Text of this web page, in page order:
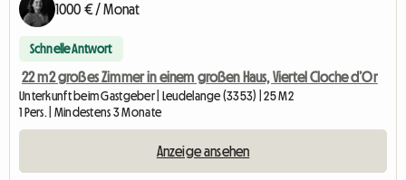
1000 € / Monat
Schnelle Antwort
22 m2 großes Zimmer in einem großen Haus, Viertel Cloche d’Or
Unterkunft beim Gastgeber | Leudelange (3353) | 25 M2
1 Pers. | Mindestens 3 Monate
Anzeige ansehen